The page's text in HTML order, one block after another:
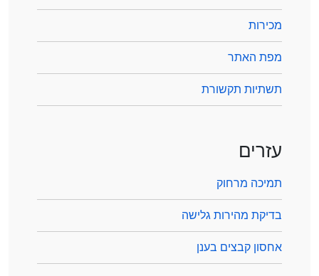
מכירות
מפת האתר
תשתיות תקשורת
עזרים
תמיכה מרחוק
בדיקת מהירות גלישה
אחסון קבצים בענן